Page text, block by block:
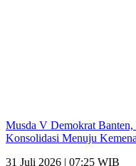
Musda V Demokrat
Konsolidasi Menuju
31 Juli 2026 | 07:25 WIB